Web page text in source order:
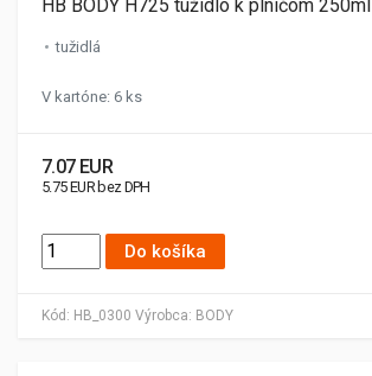
Kód: HB_0300 Výrobca: BODY
HB BODY H725 tužidlo k plničom 250ml
tužidlá
V kartóne: 6 ks
7.07 EUR
5.75 EUR bez DPH
Do košíka